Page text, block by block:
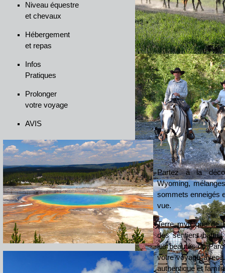
Niveau équestre
et chevaux
Hébergement
et repas
Infos
Pratiques
Prolonger
votre voyage
AVIS
Partez à la
Wyoming,
sommets enneigés
vue.
Terre mythique de
des sentiers
les beautés du
votre voyage avec
authentique et